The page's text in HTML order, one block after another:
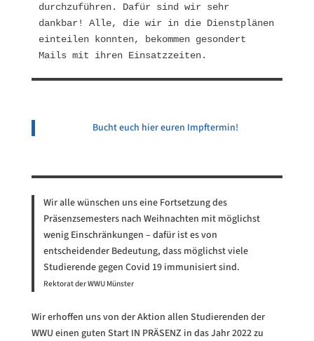
durchzuführen. Dafür sind wir sehr
dankbar! Alle, die wir in die Dienstplänen
einteilen konnten, bekommen gesondert
Mails mit ihren Einsatzzeiten.
Bucht euch hier euren Impftermin!
Wir alle wünschen uns eine Fortsetzung des
Präsenzsemesters nach Weihnachten mit möglichst
wenig Einschränkungen – dafür ist es von
entscheidender Bedeutung, dass möglichst viele
Studierende gegen Covid 19 immunisiert sind.
Rektorat der WWU Münster
Wir erhoffen uns von der Aktion allen Studierenden der
WWU einen guten Start IN PRÄSENZ in das Jahr 2022 zu